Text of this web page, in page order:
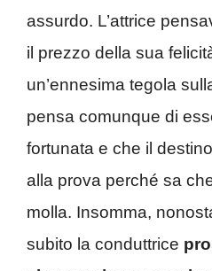
assurdo. L’attrice
il prezzo della sua
un’ennesima tegola
pensa comunque di
fortunata e che il
alla prova perché sa
molla. Insomma,
subito la conduttrice